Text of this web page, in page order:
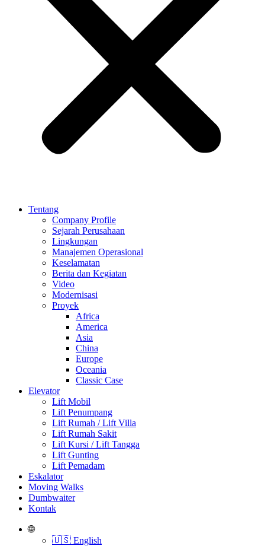
Tentang
Company Profile
Sejarah Perusahaan
Lingkungan
Manajemen Operasional
Keselamatan
Berita dan Kegiatan
Video
Modernisasi
Proyek
Africa
America
Asia
China
Europe
Oceania
Classic Case
Elevator
Lift Mobil
Lift Penumpang
Lift Rumah / Lift Villa
Lift Rumah Sakit
Lift Kursi / Lift Tangga
Lift Gunting
Lift Pemadam
Eskalator
Moving Walks
Dumbwaiter
Kontak
🌐
🇺🇸 English